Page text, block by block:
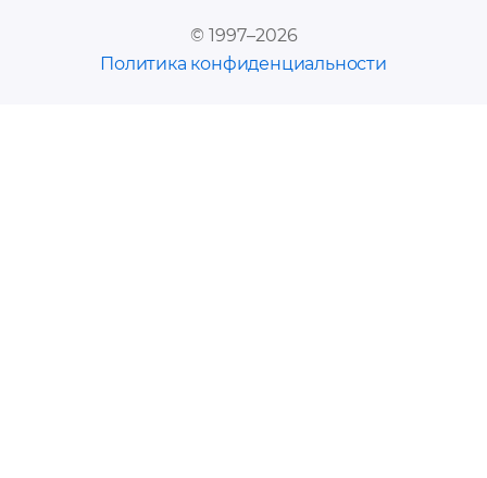
© 1997–2026
Политика конфиденциальности